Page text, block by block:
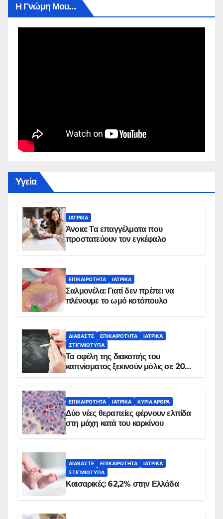
Η Γνώμη Μου…
Yγεία
ΙΑΤΡΙΚΆ
Άνοια: Τα επαγγέλματα που
προστατεύουν τον εγκέφαλο
ΕΠΙΚΑΙΡΌΤΗΤΑ ΙΑΤΡΙΚΆ
Σαλμονέλα: Γιατί δεν πρέπει να
πλένουμε το ωμό κοτόπουλο
ΔΙΑΒΆΣΤΕ ΕΠΙΚΑΙΡΌΤΗΤΑ
ΙΑΤΡΙΚΆ
ΣΤΙΓΜΙΌΤΥΠΑ
Τα οφέλη της διακοπής του
καπνίσματος ξεκινούν μόλις σε 20
ΕΠΙΚΑΙΡΌΤΗΤΑ ΙΑΤΡΙΚΆ ΚΥΡΙΑ ΑΡΘΡΑ
Δύο νέες θεραπείες φέρνουν ελπίδα
στη μάχη κατά του καρκίνου
ΔΙΑΒΆΣΤΕ ΕΠΙΚΑΙΡΌΤΗΤΑ
ΙΑΤΡΙΚΆ
ΣΤΙΓΜΙΌΤΥΠΑ
Καισαρικές: 62,2% στην Ελλάδα